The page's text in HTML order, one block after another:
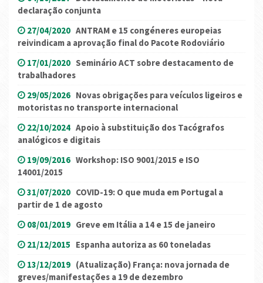
declaração conjunta
27/04/2020 ANTRAM e 15 congéneres europeias
reivindicam a aprovação final do Pacote Rodoviário
17/01/2020 Seminário ACT sobre destacamento de
trabalhadores
29/05/2026 Novas obrigações para veículos ligeiros e
motoristas no transporte internacional
22/10/2024 Apoio à substituição dos Tacógrafos
analógicos e digitais
19/09/2016 Workshop: ISO 9001/2015 e ISO
14001/2015
31/07/2020 COVID-19: O que muda em Portugal a
partir de 1 de agosto
08/01/2019 Greve em Itália a 14 e 15 de janeiro
21/12/2015 Espanha autoriza as 60 toneladas
13/12/2019 (Atualização) França: nova jornada de
greves/manifestações a 19 de dezembro